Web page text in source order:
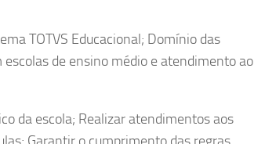
TOTVS Educacional; Domínio das
de ensino médio e atendimento ao
da escola; Realizar atendimentos aos